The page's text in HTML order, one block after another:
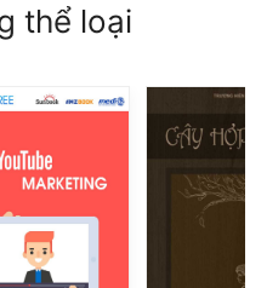
thể loại